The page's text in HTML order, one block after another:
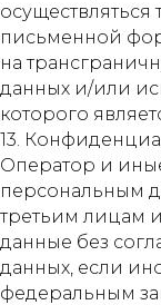
осуществляться
письменной
на
данных и/или
которого
13.
Оператор и
персональным
третьим лицам
данные без
данных, если
федеральным